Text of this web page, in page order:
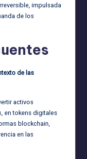
impulsada
de los
de las
activos
en tokens digitales
blockchain,
en las